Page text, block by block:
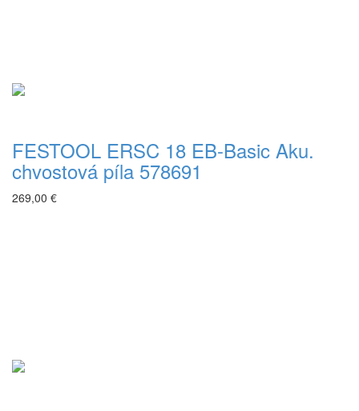
FESTOOL ERSC 18 EB-Basic Aku.
chvostová píla 578691
269,00 €